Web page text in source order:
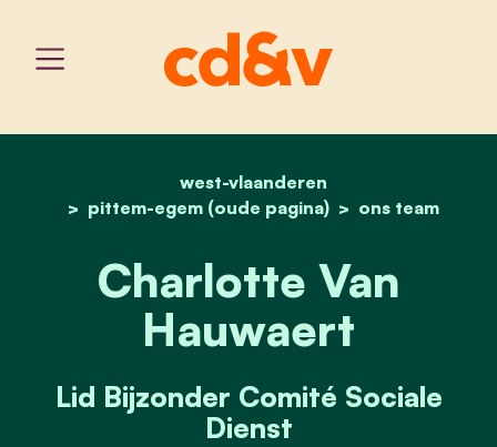
home
west-vlaanderen
pittem-egem (oude pagina)
ons team
charlotte van hauwaert
Charlotte Van
Hauwaert
Lid Bijzonder Comité Sociale
Dienst